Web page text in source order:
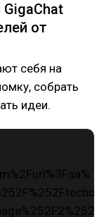
GigaChat
от
себя на
собрать
идеи.